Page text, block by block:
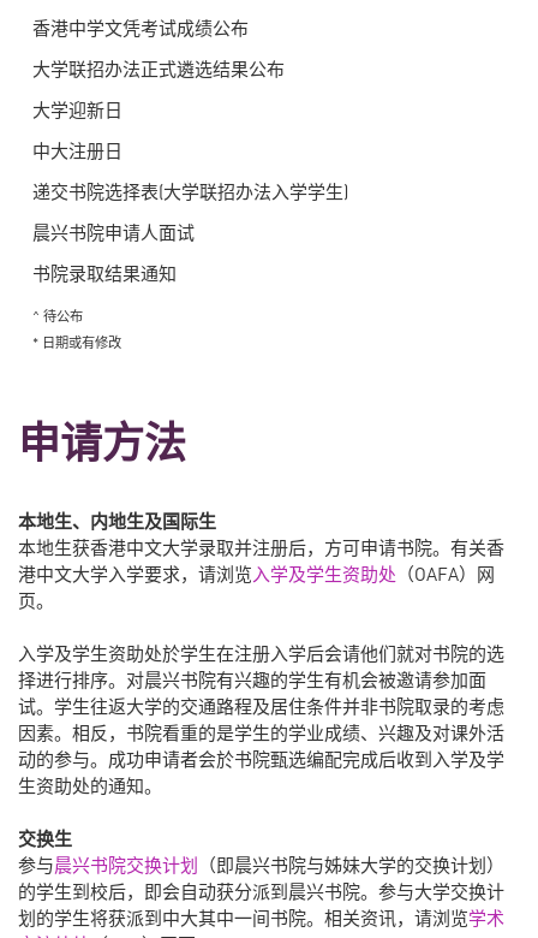
香港中学文凭考试成绩公布
大学联招办法正式遴选结果公布
大学迎新日
中大注册日
递交书院选择表(大学联招办法入学学生)
晨兴书院申请人面试
书院录取结果通知
^ 待公布
* 日期或有修改
申请方法
本地生、内地生及国际生
本地生获香港中文大学录取并注册后，方可申请书院。有关香
港中文大学入学要求，请浏览 入学及学生资助处 （OAFA）网
页。
入学及学生资助处於学生在注册入学后会请他们就对书院的选
择进行排序。对晨兴书院有兴趣的学生有机会被邀请参加面
试。学生往返大学的交通路程及居住条件并非书院取录的考虑
因素。相反，书院看重的是学生的学业成绩、兴趣及对课外活
动的参与。成功申请者会於书院甄选编配完成后收到入学及学
生资助处的通知。
交换生
参与晨兴书院交换计划 （即晨兴书院与姊妹大学的交换计划）
的学生到校后，即会自动获分派到晨兴书院。参与大学交换计
划的学生将获派到中大其中一间书院。相关资讯，请浏览学术